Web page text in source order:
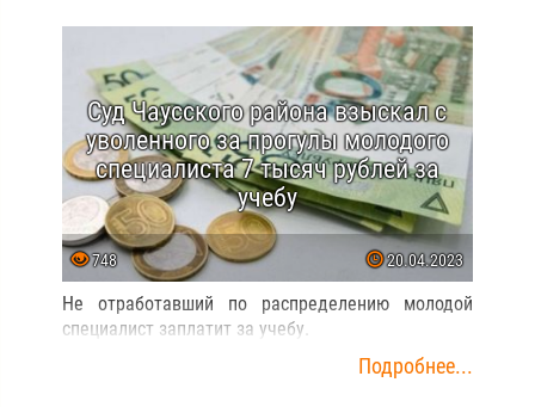
В Беларуси 65 114 (+182) случаев
коронавируса
36 13.07.2020
На 13 июля зарегистрировано 65 тыс. 114 случаев
COVID-19. Прирост за сутки — 182 зараженных.
Выздоровели и выписаны 55 492 пациента (плюс
112 за последние сутки), у которых ранее был